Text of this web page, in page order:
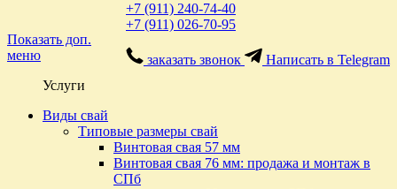
+7 (911) 240-74-40
+7 (911) 026-70-95
заказать звонок Написать в Telegram
Показать доп.
меню
Услуги
Виды свай
Типовые размеры свай
Винтовая свая 57 мм
Винтовая свая 76 мм: продажа и монтаж в
СПб